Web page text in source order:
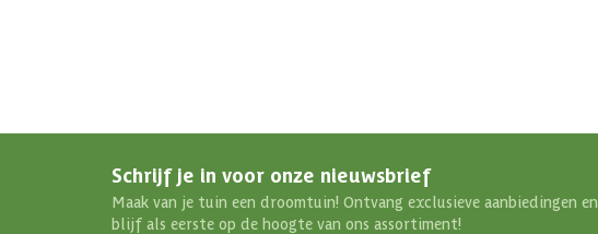
Schrijf je in voor onze nieuwsbrief
Maak van je tuin een droomtuin! Ontvang exclusieve aanbiedingen en
blijf als eerste op de hoogte van ons assortiment!